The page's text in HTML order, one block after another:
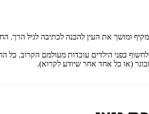
ומושך את העין להכנה לכתיבה לגיל
שלוש חוברות לגילאי 3 עד 5, שנועדו לחשוף בפני
(או כל אחד אחר שיודע לקרוא).